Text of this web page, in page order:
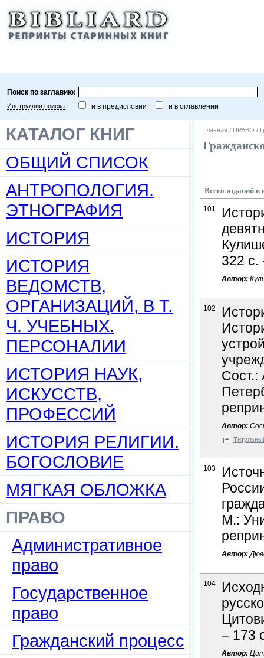
Поиск по заглавию:
Инструкция поиска и в предисловии и в оглавлении
КАТАЛОГ КНИГ
ОБЩИЙ СПИСОК
АНТРОПОЛОГИЯ.
ЭТНОГРАФИЯ
ИСТОРИЯ
ИСТОРИЯ
ВЕДОМСТВ,
ОРГАНИЗАЦИЙ, В Т.
Ч. УЧЕБНЫХ.
ПЕРСОНАЛИИ
ИСТОРИЯ НАУК,
ИСКУССТВ,
ПРОФЕССИЙ
ИСТОРИЯ РЕЛИГИИ.
БОГОСЛОВИЕ
МЯГКАЯ ОБЛОЖКА
ПРАВО
Административное
право
Государственное
право
Гражданский процесс
Главная / ПРАВО /
Всего изданий в
101
322 с.
Автор:
102
Автор:
103
М.:
Автор:
104
– 173
Автор: